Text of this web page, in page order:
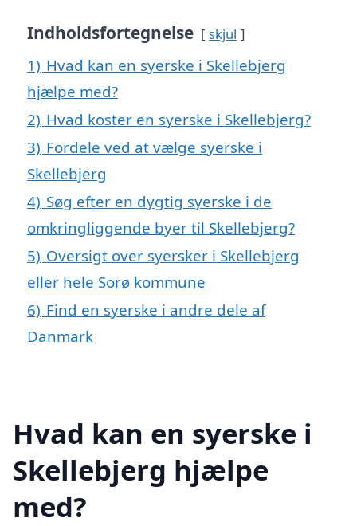
Indholdsfortegnelse skjul
1) Hvad kan en syerske i Skellebjerg
hjælpe med?
2) Hvad koster en syerske i Skellebjerg?
3) Fordele ved at vælge syerske i
Skellebjerg
4) Søg efter en dygtig syerske i de
omkringliggende byer til Skellebjerg?
5) Oversigt over syersker i Skellebjerg
eller hele Sorø kommune
6) Find en syerske i andre dele af
Danmark
Hvad kan en syerske i
Skellebjerg hjælpe
med?